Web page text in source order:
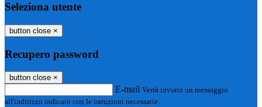
Seleziona utente
button close ×
Recupero password
button close ×
E-mail Verrà inviato un messaggio
all'indirizzo indicato con le istruzioni necessarie.